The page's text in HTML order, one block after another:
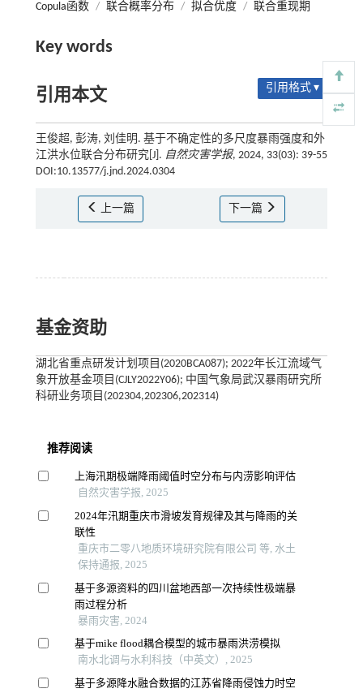
Copula函数 / 联合概率分布 / 拟合优度 / 联合重现期
Key words
引用本文 引用格式 ▾
王俊超, 彭涛, 刘佳明. 基于不确定性的多尺度暴雨强度和外
江洪水位联合分布研究[J]. 自然灾害学报, 2024, 33(03): 39-55
DOI:10.13577/j.jnd.2024.0304
上一篇 下一篇
基金资助
湖北省重点研发计划项目(2020BCA087); 2022年长江流域气
象开放基金项目(CJLY2022Y06); 中国气象局武汉暴雨研究所
科研业务项目(202304,202306,202314)